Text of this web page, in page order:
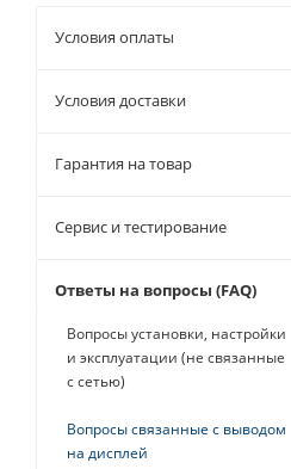
Условия оплаты
Условия доставки
Гарантия на товар
Сервис и тестирование
Ответы на вопросы (FAQ)
Вопросы установки, настройки
и эксплуатации (не связанные
с сетью)
Вопросы связанные с выводом
на дисплей